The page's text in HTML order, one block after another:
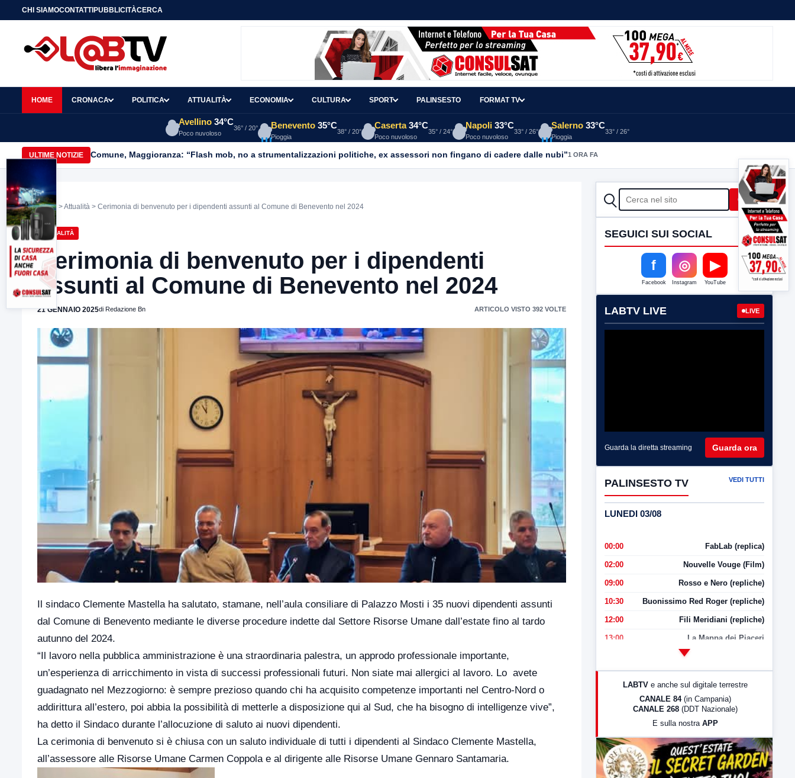
CHI SIAMOCONTATTIPUBBLICITÀCERCA
HOME CRONACA POLITICA ATTUALITÀ ECONOMIA CULTURA SPORT PALINSESTO FORMAT TV
Avellino 34°C
Poco nuvoloso
36° / 20° Benevento 35°C
Pioggia
38° / 20°
Caserta 34°C
Poco nuvoloso
35° / 24°
Napoli 33°C
Poco nuvoloso
33° / 26°
Salerno 33°C
Pioggia
33° / 26°
ULTIME NOTIZIE Comune, Maggioranza: “Flash mob, no a strumentalizzazioni politiche, ex assessori non fingano di cadere dalle nubi”1 ORA FA
Home >Attualità > Cerimonia di benvenuto per i dipendenti assunti al Comune di Benevento nel 2024
ATTUALITÀ
Cerimonia di benvenuto per i dipendenti
assunti al Comune di Benevento nel 2024
21 GENNAIO 2025di Redazione Bn ARTICOLO VISTO 392 VOLTE
Il sindaco Clemente Mastella ha salutato, stamane, nell’aula consiliare di Palazzo Mosti i 35 nuovi dipendenti assunti
dal Comune di Benevento mediante le diverse procedure indette dal Settore Risorse Umane dall’estate fino al tardo
autunno del 2024.
“Il lavoro nella pubblica amministrazione è una straordinaria palestra, un approdo professionale importante,
un’esperienza di arricchimento in vista di successi professionali futuri. Non siate mai allergici al lavoro. Lo avete
guadagnato nel Mezzogiorno: è sempre prezioso quando chi ha acquisito competenze importanti nel Centro-Nord o
addirittura all’estero, poi abbia la possibilità di metterle a disposizione qui al Sud, che ha bisogno di intelligenze vive”,
ha detto il Sindaco durante l’allocuzione di saluto ai nuovi dipendenti.
La cerimonia di benvenuto si è chiusa con un saluto individuale di tutti i dipendenti al Sindaco Clemente Mastella,
all’assessore alle Risorse Umane Carmen Coppola e al dirigente alle Risorse Umane Gennaro Santamaria.
CERCA Cerca
SEGUICI SUI SOCIAL
f
Facebook
◎
Instagram
▶
YouTube
LABTV LIVE LIVE
Guarda la diretta streaming Guarda ora
PALINSESTO TV VEDI TUTTI
LUNEDI 03/08
00:00 FabLab (replica)
02:00 Nouvelle Vouge (Film)
09:00 Rosso e Nero (repliche)
10:30 Buonissimo Red Roger (repliche)
12:00 Fili Meridiani (repliche)
13:00 La Mappa dei Piaceri
LabNews (Diretta)
23:00 LabNews (replica)
LABTV e anche sul digitale terrestre
CANALE 84 (in Campania)
CANALE 268 (DDT Nazionale)
E sulla nostra APP